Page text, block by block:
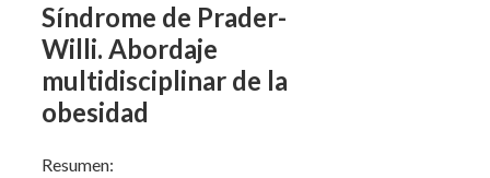
Síndrome de Prader-
Willi. Abordaje
multidisciplinar de la
obesidad
Resumen: